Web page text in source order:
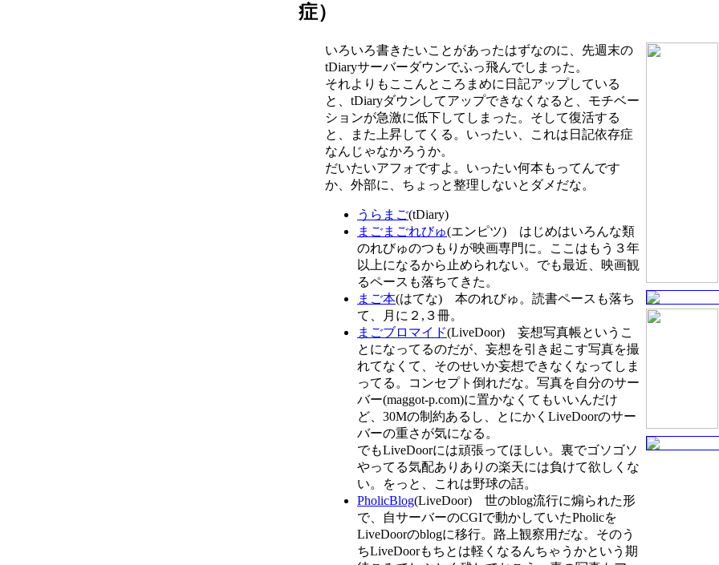
症）
いろいろ書きたいことがあったはずなのに、先週末の
tDiaryサーバーダウンでふっ飛んでしまった。
それよりもここんところまめに日記アップしている
と、tDiaryダウンしてアップできなくなると、モチベー
ションが急激に低下してしまった。そして復活する
と、また上昇してくる。いったい、これは日記依存症
なんじゃなかろうか。
だいたいアフォですよ。いったい何本もってんです
か、外部に、ちょっと整理しないとダメだな。
うらまご(tDiary)
まごまごれびゅ(エンピツ) はじめはいろんな類
のれびゅのつもりが映画専門に。ここはもう３年
以上になるから止められない。でも最近、映画観
るペースも落ちてきた。
まご本(はてな) 本のれびゅ。読書ペースも落ち
て、月に２,３冊。
まごブロマイド(LiveDoor) 妄想写真帳というこ
とになってるのだが、妄想を引き起こす写真を撮
れてなくて、そのせいか妄想できなくなってしま
ってる。コンセプト倒れだな。写真を自分のサー
バー(maggot-p.com)に置かなくてもいいんだけ
ど、30Mの制約あるし、とにかくLiveDoorのサー
バーの重さが気になる。
でもLiveDoorには頑張ってほしい。裏でゴソゴソ
やってる気配ありありの楽天には負けて欲しくな
い。をっと、これは野球の話。
PholicBlog(LiveDoor) 世のblog流行に煽られた形
で、自サーバーのCGIで動かしていたPholicを
LiveDoorのblogに移行。路上観察用だな。そのう
ちLiveDoorもちとは軽くなるんちゃうかという期